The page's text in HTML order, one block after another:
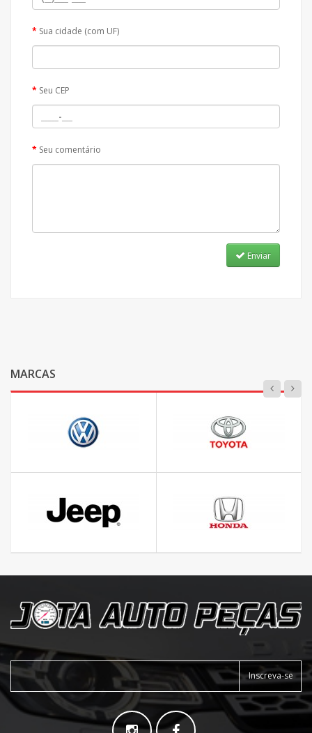
Sua cidade (com UF)
Seu CEP
Seu comentário
Enviar
MARCAS
Inscreva-se